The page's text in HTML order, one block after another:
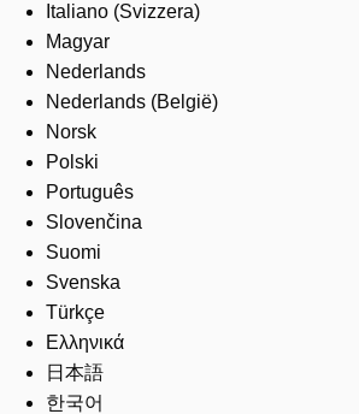
Italiano (Svizzera)
Magyar
Nederlands
Nederlands (België)
Norsk
Polski
Português
Slovenčina
Suomi
Svenska
Türkçe
Ελληνικά
日本語
한국어